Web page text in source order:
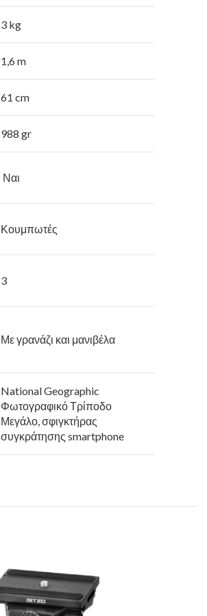
3 kg
1,6 m
61 cm
988 gr
Ναι
Κουμπωτές
3
Με γρανάζι και μανιβέλα
National Geographic
Φωτογραφικό Τρίποδο
Μεγάλο, σφιγκτήρας
συγκράτησης smartphone